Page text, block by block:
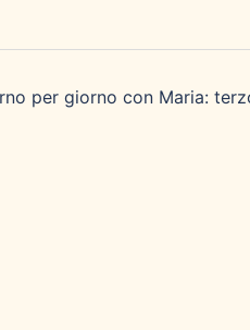
per giorno con Maria: